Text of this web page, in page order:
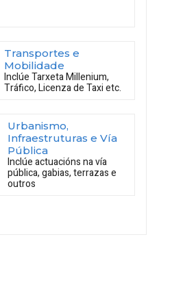
Transportes e
Mobilidade
Inclúe Tarxeta Millenium,
Tráfico, Licenza de Taxi etc.
Urbanismo,
Infraestruturas e Vía
Pública
Inclúe actuacións na vía
pública, gabias, terrazas e
outros